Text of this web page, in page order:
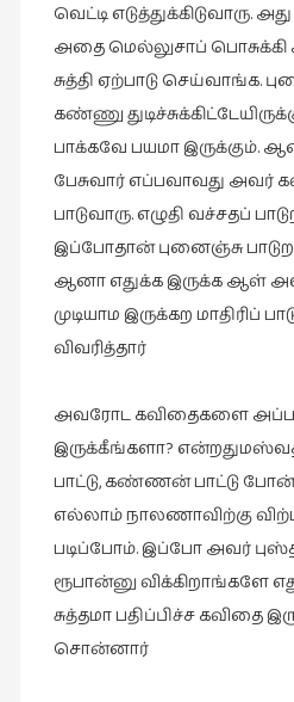
வெட்டி எடுத்துக்கிடுவாரு.
அதை மெல்லுசாப்
சுத்தி ஏற்பாடு செய்வாங்க.
கண்ணு
பாக்கவே பயமா இருக்கும்.
பேசுவார் எப்பவாவது அவர்
பாடுவாரு. எழுதி வச்சதப்
இப்போதான் புனைஞ்சு
ஆனா எதுக்க இருக்க ஆள்
முடியாம இருக்கற மாதிரிப்
விவரித்தார்
அவரோட கவிதைகளை
இருக்கீங்களா?
பாட்டு, கண்ணன் பாட்டு
எல்லாம் நாலணாவிற்கு
படிப்போம். இப்போ அவர்
ரூபான்னு விக்கிறாங்களே
சுத்தமா பதிப்பிச்ச கவிதை
சொன்னார்